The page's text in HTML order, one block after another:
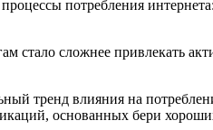
потребления
стало сложнее привлекать
тренд влияния на
основанных бери